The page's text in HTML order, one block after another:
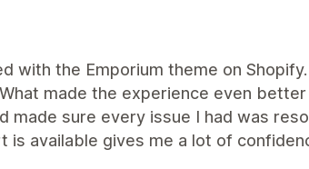
with the Emporium theme on
made the experience even
made sure every issue I had was
is available gives me a lot of